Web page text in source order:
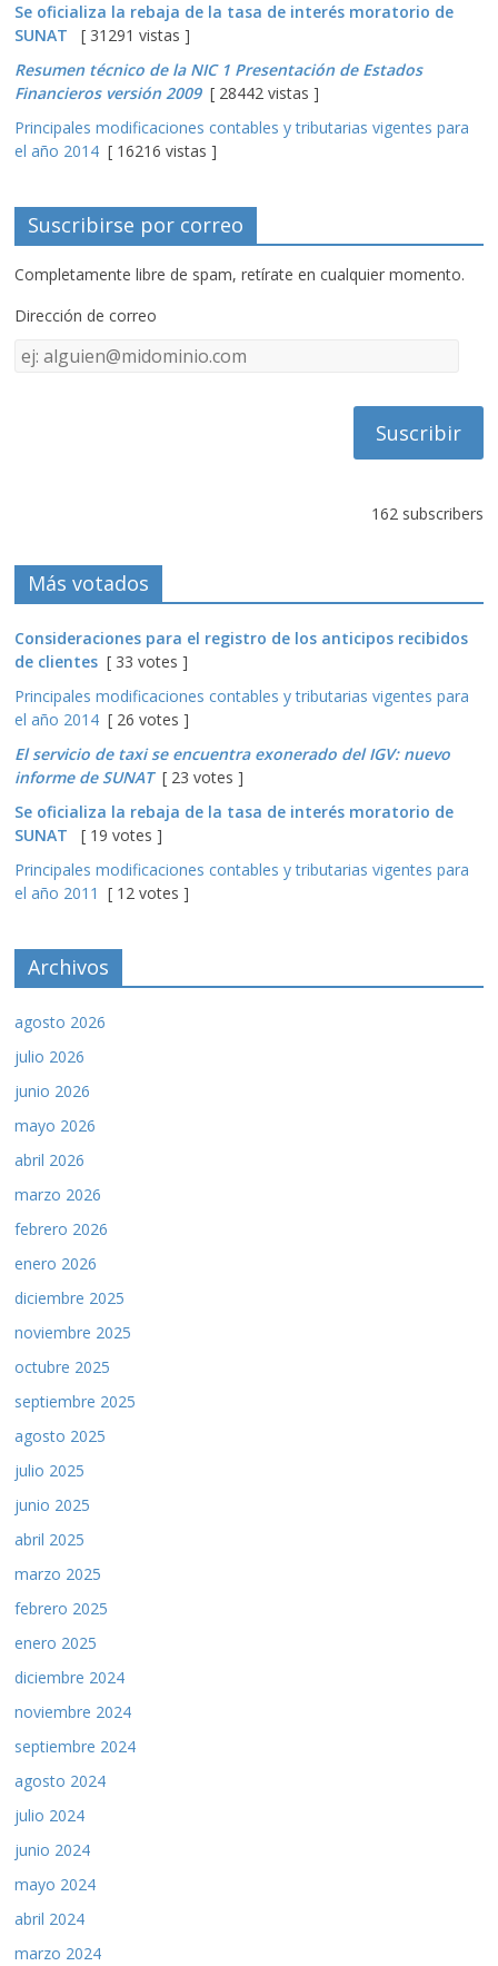
Se oficializa la rebaja de la tasa de interés moratorio de
SUNAT
[ 31291 vistas ]
Resumen técnico de la NIC 1 Presentación de Estados
Financieros versión 2009[ 28442 vistas ]
Principales modificaciones contables y tributarias vigentes para
el año 2014 [ 16216 vistas ]
Suscribirse por correo
Completamente libre de spam, retírate en cualquier momento.
Dirección de correo
Dirección
de
162 subscribers
Más votados
Consideraciones para el registro de los anticipos recibidos
de clientes [ 33 votes ]
Principales modificaciones contables y tributarias vigentes para
el año 2014 [ 26 votes ]
El servicio de taxi se encuentra exonerado del IGV: nuevo
informe de SUNAT[ 23 votes ]
Se oficializa la rebaja de la tasa de interés moratorio de
SUNAT
[ 19 votes ]
Principales modificaciones contables y tributarias vigentes para
el año 2011 [ 12 votes ]
Archivos
agosto 2026
julio 2026
junio 2026
mayo 2026
abril 2026
marzo 2026
febrero 2026
enero 2026
diciembre 2025
noviembre 2025
octubre 2025
septiembre 2025
agosto 2025
julio 2025
junio 2025
abril 2025
marzo 2025
febrero 2025
enero 2025
diciembre 2024
noviembre 2024
septiembre 2024
agosto 2024
julio 2024
junio 2024
mayo 2024
abril 2024
marzo 2024